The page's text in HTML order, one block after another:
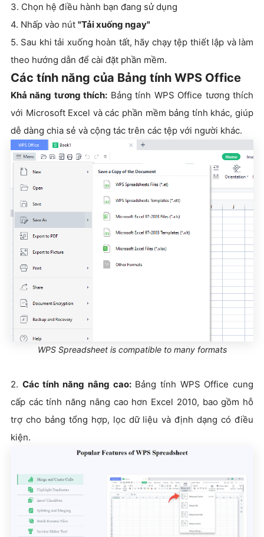
3. Chọn hệ điều hành bạn đang sử dụng
4. Nhấp vào nút "Tải xuống ngay"
5. Sau khi tải xuống hoàn tất, hãy chạy tệp thiết lập và làm
theo hướng dẫn để cài đặt phần mềm.
Các tính năng của Bảng tính WPS Office
Khả năng tương thích: Bảng tính WPS Office tương thích
với Microsoft Excel và các phần mềm bảng tính khác, giúp
dễ dàng chia sẻ và cộng tác trên các tệp với người khác.
WPS Spreadsheet is compatible to many formats
2. Các tính năng nâng cao:Bảng tính WPS Office cung
cấp các tính năng nâng cao hơn Excel 2010, bao gồm hỗ
trợ cho bảng tổng hợp, lọc dữ liệu và định dạng có điều
kiện.